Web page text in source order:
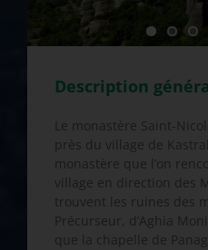
Description
Le monastère Saint-
près du village de
monastère que l’on
village en direction des
trouvent les ruines des
Précurseur, d’Aghia
que la chapelle de